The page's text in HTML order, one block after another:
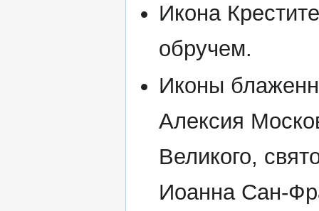
Икона
обручем.
Иконы
Алексия
Великого,
Иоанна Сан-